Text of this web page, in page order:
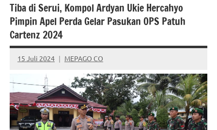
Tiba di Serui, Kompol Ardyan Ukie Hercahyo
Pimpin Apel Perda Gelar Pasukan OPS Patuh
Cartenz 2024
15 Juli 2024 MEPAGO CO
No
comments